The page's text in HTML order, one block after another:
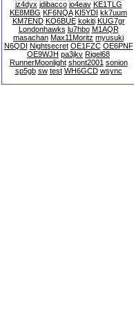
iz4dyx jdibacco jo4eav KE1TLG
KE8MBG KF6NQA KI5YDI kk7uum
KM7END KO6BUE kokiti KUG7gr
Londonhawks lu7hbo M1AQR
masachan Max11Moritz myusuki
N6QDI Nightsecret OE1FZC OE6PNF
OE9WJH pa3jkv Rigel68
RunnerMoonlight shont2001 sonion
sp5gb sw test WH6GCD wsync